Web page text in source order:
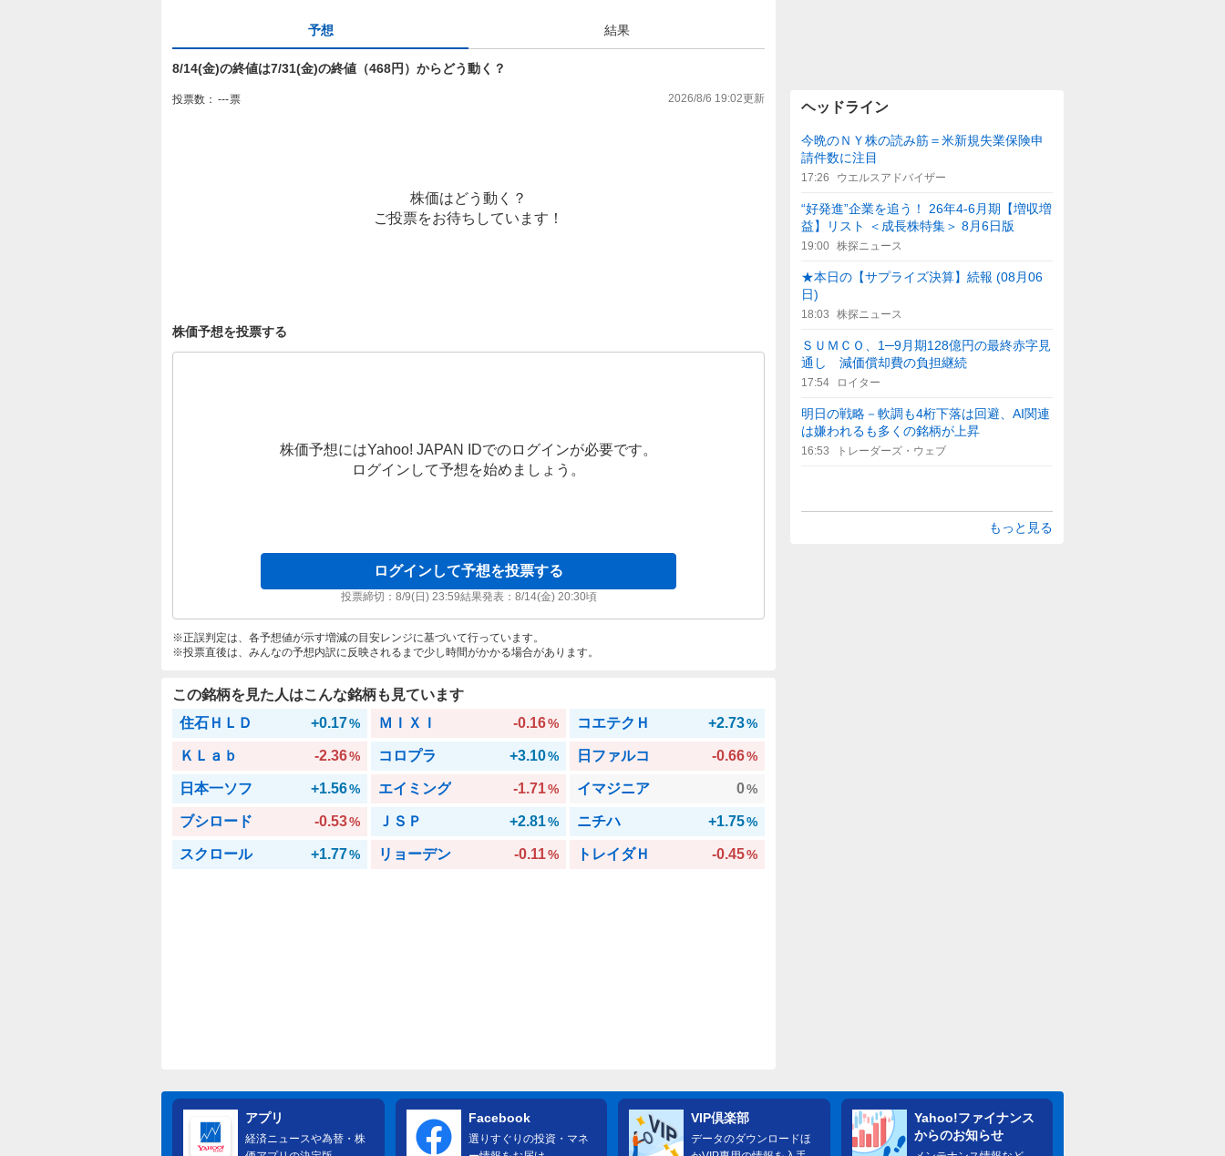
予想 結果
8/14(金)の終値は7/31(金)の終値（468円）からどう動く？
投票数： ---票 2026/8/6 19:02更新
株価はどう動く？
ご投票をお待ちしています！
株価予想を投票する
株価予想にはYahoo! JAPAN IDでのログインが必要です。
ログインして予想を始めましょう。
ログインして予想を投票する
投票締切： 8/9(日) 23:59結果発表： 8/14(金) 20:30頃
正誤判定は、各予想値が示す増減の目安レンジに基づいて行っています。
投票直後は、みんなの予想内訳に反映されるまで少し時間がかかる場合があります。
この銘柄を見た人はこんな銘柄も見ています
住石ＨＬＤ
+0.17% ＭＩＸＩ -0.16% コエテクＨ +2.73%
ＫＬａｂ -2.36% コロプラ +3.10% 日ファルコ -0.66%
日本一ソフ +1.56% エイミング -1.71% イマジニア 0%
ブシロード -0.53% ＪＳＰ +2.81% ニチハ +1.75%
スクロール +1.77% リョーデン -0.11% トレイダＨ -0.45%
ヘッドライン
今晩のＮＹ株の読み筋＝米新規失業保険申
請件数に注目
17:26 ウエルスアドバイザー
“好発進”企業を追う！ 26年4-6月期【増収増
益】リスト ＜成長株特集＞ 8月6日版
19:00 株探ニュース
★本日の【サプライズ決算】続報 (08月06
日)
18:03 株探ニュース
ＳＵＭＣＯ、1─9月期128億円の最終赤字見
通し 減価償却費の負担継続
17:54 ロイター
明日の戦略－軟調も4桁下落は回避、AI関連
は嫌われるも多くの銘柄が上昇
16:53 トレーダーズ・ウェブ
もっと見る
アプリ
経済ニュースや為替・株
Facebook
選りすぐりの投資・マネ
VIP倶楽部
データのダウンロードほ
Yahoo!ファイナンス
からのお知らせ